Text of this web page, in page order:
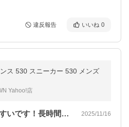
違反報告 いいね 0
ス 530 スニーカー 530 メンズ
Yahoo!店
非常に軽く、歩きやすいです！長時間歩行… 2025/11/16